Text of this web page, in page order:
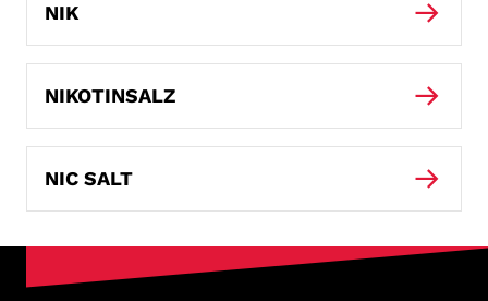
NIK
NIKOTINSALZ
NIC SALT